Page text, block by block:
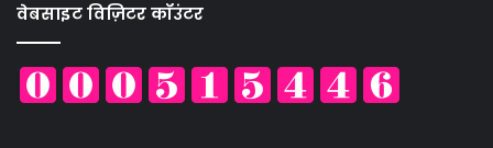
वेबसाइट विज़िटर कॉउंटर